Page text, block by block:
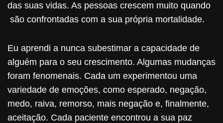
das suas vidas. As pessoas crescem muito quando
são confrontadas com a sua própria mortalidade.
Eu aprendi a nunca subestimar a capacidade de
alguém para o seu crescimento. Algumas mudanças
foram fenomenais. Cada um experimentou uma
variedade de emoções, como esperado, negação,
medo, raiva, remorso, mais negação e, finalmente,
aceitação. Cada paciente encontrou a sua paz